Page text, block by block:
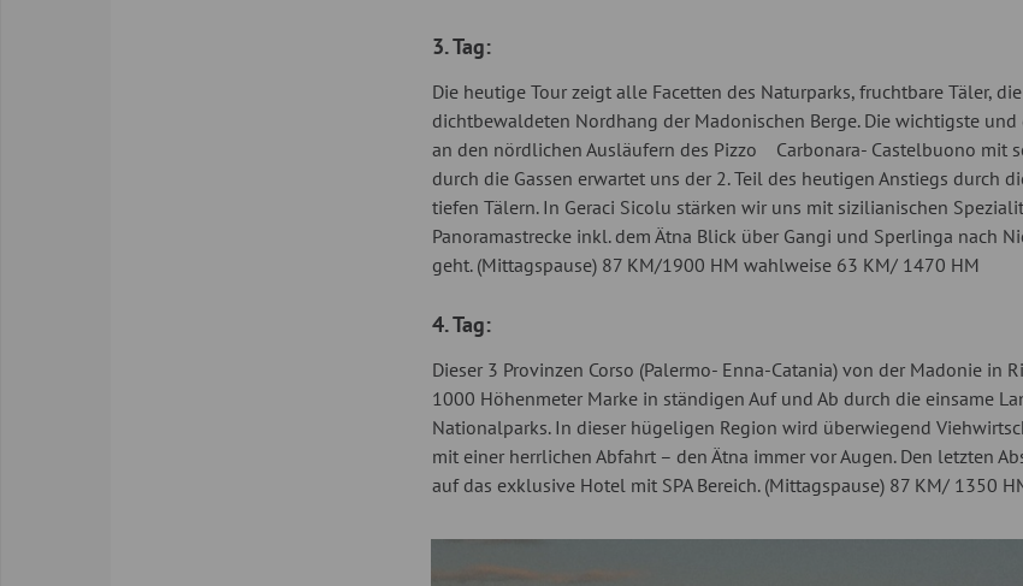
3. Tag:
Die heutige Tour zeigt alle Facetten des Naturparks, fruchtbare Täler,
dichtbewaldeten Nordhang der Madonischen Berge. Die wichtigste
an den nördlichen Ausläufern des Pizzo Carbonara- Castelbuono mit
durch die Gassen erwartet uns der 2. Teil des heutigen Anstiegs durch
tiefen Tälern. In Geraci Sicolu stärken wir uns mit sizilianischen
Panoramastrecke inkl. dem Ätna Blick über Gangi und Sperlinga nach
geht. (Mittagspause) 87 KM/1900 HM wahlweise 63 KM/ 1470 HM
4. Tag:
Dieser 3 Provinzen Corso (Palermo- Enna-Catania) von der Madonie
1000 Höhenmeter Marke in ständigen Auf und Ab durch die einsame
Nationalparks. In dieser hügeligen Region wird überwiegend
mit einer herrlichen Abfahrt – den Ätna immer vor Augen. Den letzten
auf das exklusive Hotel mit SPA Bereich. (Mittagspause) 87 KM/ 1350